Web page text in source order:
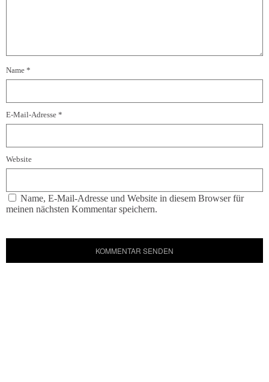
Name *
E-Mail-Adresse *
Website
Name, E-Mail-Adresse und Website in diesem Browser für
meinen nächsten Kommentar speichern.